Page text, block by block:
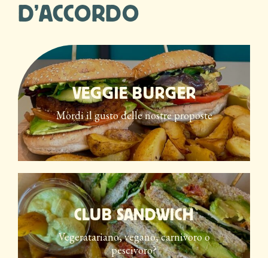
D’ACCORDO
VEGGIE BURGER
Mordi il gusto delle nostre proposte
CLUB SANDWICH
Vegeratariano, vegano, carnivoro o
pescivoro?